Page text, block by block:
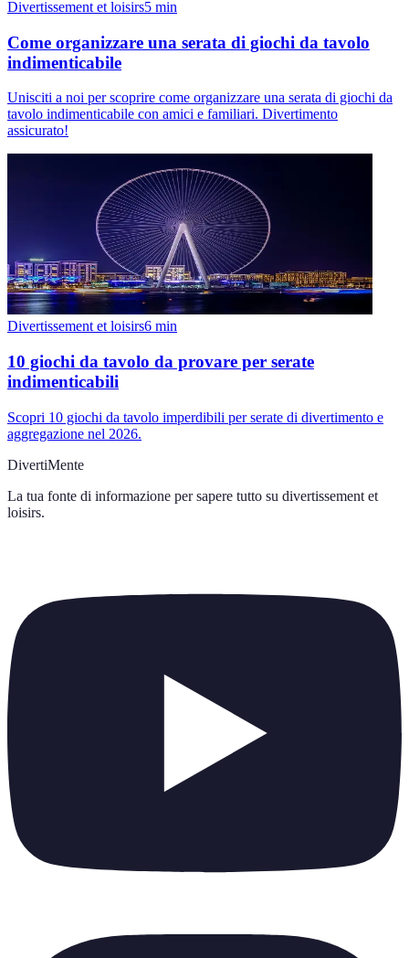
Divertissement et loisirs5 min
Come organizzare una serata di giochi da tavolo
indimenticabile
Unisciti a noi per scoprire come organizzare una serata di giochi da
tavolo indimenticabile con amici e familiari. Divertimento
assicurato!
Divertissement et loisirs6 min
10 giochi da tavolo da provare per serate
indimenticabili
Scopri 10 giochi da tavolo imperdibili per serate di divertimento e
aggregazione nel 2026.
DivertiMente
La tua fonte di informazione per sapere tutto su divertissement et
loisirs.